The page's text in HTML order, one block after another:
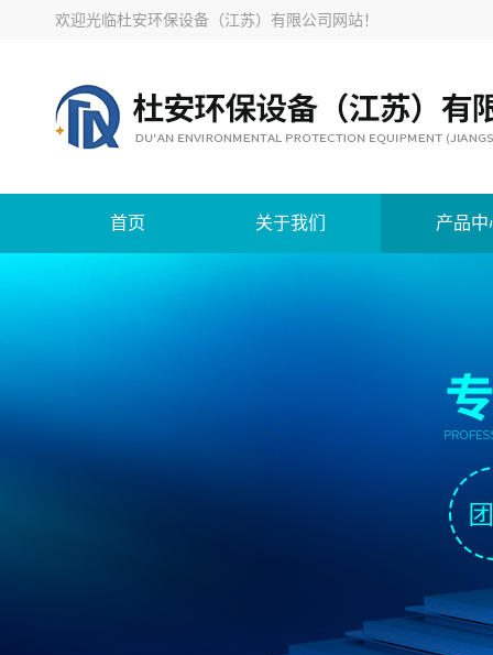
欢迎光临杜安环保设备（江苏）有限公司网站！
首页 关于我们 产品中